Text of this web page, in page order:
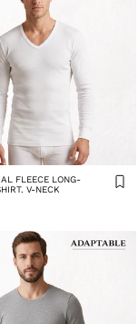
FLEECE LONG-
V-NECK